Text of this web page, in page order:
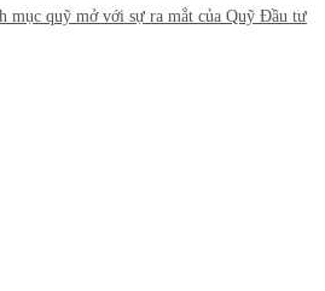
mục quỹ mở với sự ra mắt của Quỹ Đầu tư